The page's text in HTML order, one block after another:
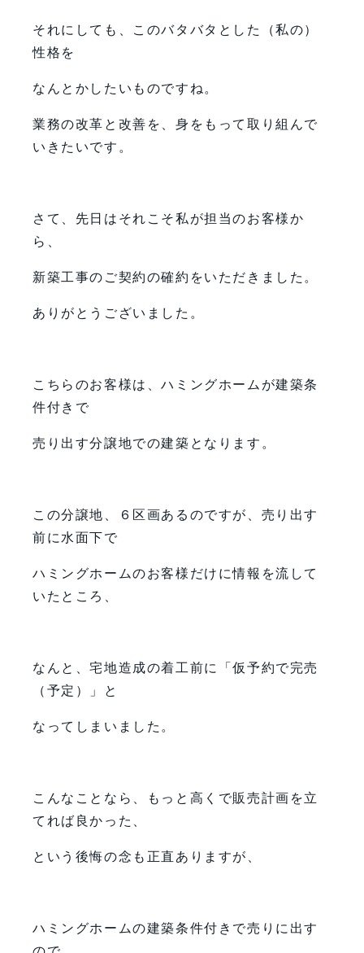
それにしても、このバタバタとした（私の）
性格を
なんとかしたいものですね。
業務の改革と改善を、身をもって取り組んで
いきたいです。
さて、先日はそれこそ私が担当のお客様か
ら、
新築工事のご契約の確約をいただきました。
ありがとうございました。
こちらのお客様は、ハミングホームが建築条
件付きで
売り出す分譲地での建築となります。
この分譲地、６区画あるのですが、売り出す
前に水面下で
ハミングホームのお客様だけに情報を流して
いたところ、
なんと、宅地造成の着工前に「仮予約で完売
（予定）」と
なってしまいました。
こんなことなら、もっと高くで販売計画を立
てれば良かった、
という後悔の念も正直ありますが、
ハミングホームの建築条件付きで売りに出す